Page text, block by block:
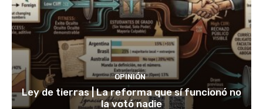
OPINIÓN
Ley de tierras | La reforma que sí funcionó no
la votó nadie